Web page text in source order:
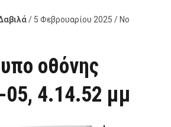
/ 5 Φεβρουαρίου 2025 / No
οθόνης
4.14.52 μμ